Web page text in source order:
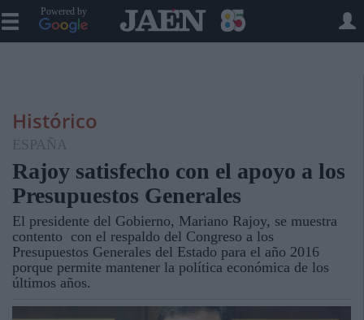
Powered by
Histórico
ESPAÑA
Rajoy satisfecho con el apoyo a los
Presupuestos Generales
El presidente del Gobierno, Mariano Rajoy, se muestra
contento con el respaldo del Congreso a los
Presupuestos Generales del Estado para el año 2016
porque permite mantener la política económica de los
últimos años.